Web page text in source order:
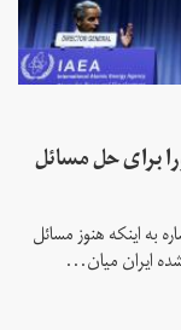
برای حل مسائل
به اینکه هنوز مسائل
ایران میان...